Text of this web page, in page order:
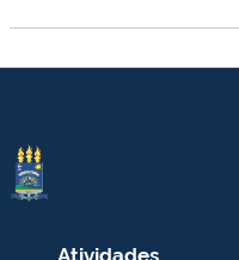
Atividades